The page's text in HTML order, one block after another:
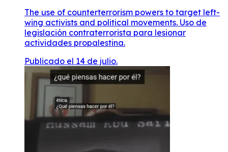
The use of counterterrorism powers to target left-
wing activists and political movements. Uso de
legislación contraterrorista para lesionar
actividades propalestina.
Publicado el 14 de julio.